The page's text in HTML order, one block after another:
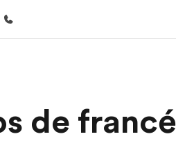
a EF Ver todo lo
de